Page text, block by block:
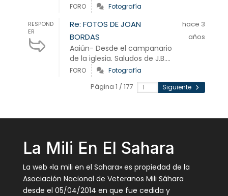
FORO Fotografía
RESPOND
ER
Re: FOTOS DE JOAN
BORDAS
Aaiún- Desde el campanario
de la iglesia. Saludos de J.B....
hace 3
años
FORO Fotografía
Página 1 / 177 Siguiente
La Mili En El Sahara
La web «la mili en el Sahara» es propiedad de la
Asociación Nacional de Veteranos Mili Sáhara
desde el 05/04/2014 en que fue cedida y